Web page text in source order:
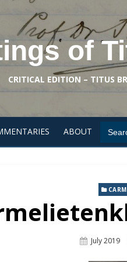
of
CRITICAL EDITION – TITUS
ABOUT for:
Posted
July 2019